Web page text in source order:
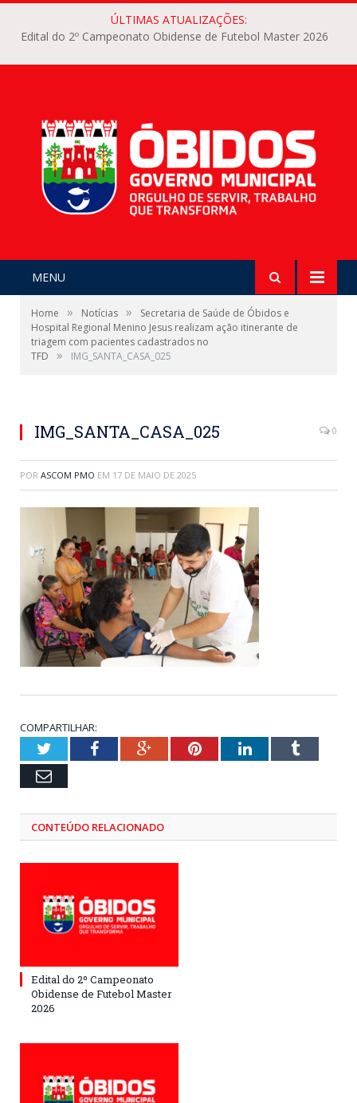
ÚLTIMAS ATUALIZAÇÕES:
Edital do 2º Campeonato Obidense de Futebol Master 2026
MENU
Home » Notícias »
Secretaria de Saúde de Óbidos e
Hospital Regional Menino Jesus realizam ação itinerante de
triagem com pacientes cadastrados no
TFD
» IMG_SANTA_CASA_025
IMG_SANTA_CASA_025 0
POR ASCOM PMO EM 17 DE MAIO DE 2025
COMPARTILHAR:
TwitterFacebookGoogle+PinterestLinkedInTumblr
Email
CONTEÚDO RELACIONADO
Edital do 2º Campeonato
Obidense de Futebol Master
2026